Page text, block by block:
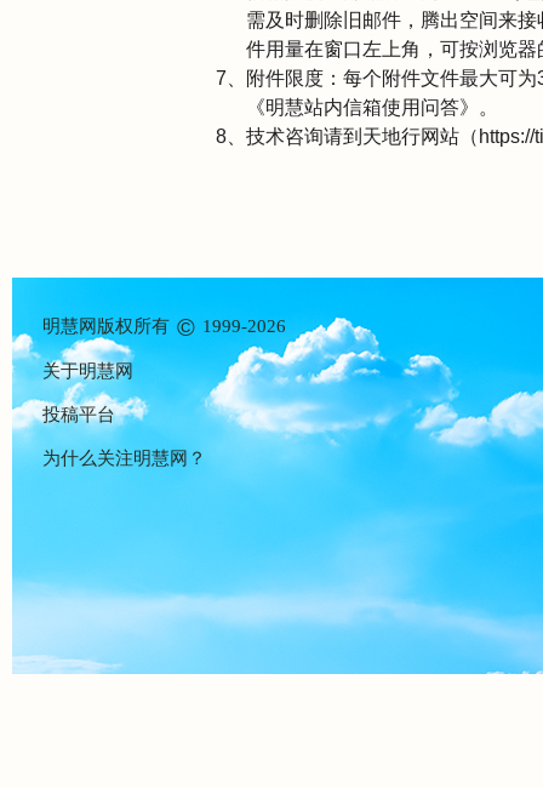
需及时删除旧邮件，腾出空间来
件用量在窗口左上角，可按浏览器
附件限度：每个附件文件最大可
《明慧站内信箱使用问答》。
技术咨询请到天地行网站（ https://